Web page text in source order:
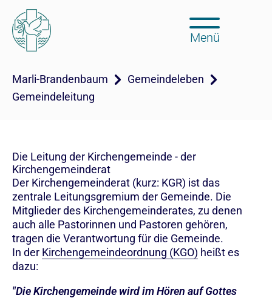
Menü
Marli-Brandenbaum
Gemeindeleben
Gemeindeleitung
Die Leitung der Kirchengemeinde - der
Kirchengemeinderat
Der Kirchengemeinderat (kurz: KGR) ist das
zentrale Leitungsgremium der Gemeinde. Die
Mitglieder des Kirchengemeinderates, zu denen
auch alle Pastorinnen und Pastoren gehören,
tragen die Verantwortung für die Gemeinde.
In der Kirchengemeindeordnung (KGO) heißt es
dazu:
"Die Kirchengemeinde wird im Hören auf Gottes